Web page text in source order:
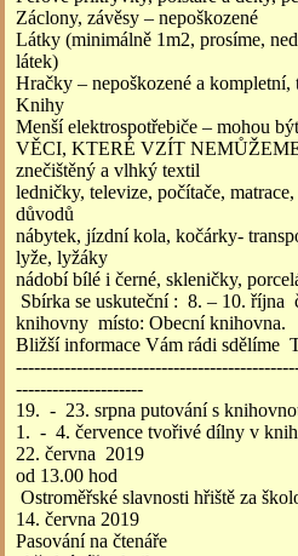
Záclony, závěsy – nepoškozené
Látky (minimálně 1m2, prosíme,
látek)
Hračky – nepoškozené a kompletní,
Knihy
Menší elektrospotřebiče – mohou
VĚCI, KTERÉ VZÍT
znečištěný a vlhký textil
ledničky, televize, počítače,
důvodů
nábytek, jízdní kola, kočárky-
lyže, lyžáky
nádobí bílé i černé, skleničky,
Sbírka se uskuteční : 8. – 10. října
knihovny místo: Obecní knihovna.
Bližší informace Vám rádi sdělíme
---------------------
19. - 23. srpna putování s
1. - 4. července tvořivé dílny v
22. června 2019
od 13.00 hod
Ostroměřské slavnosti hřiště za
14. června 2019
Pasování na čtenáře